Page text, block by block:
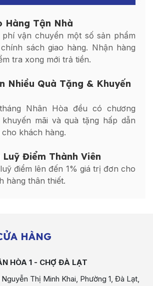
Hàng Tận Nhà
phí vận chuyển một số sản phẩm
sách giao hàng. Nhận hàng
tra xong mới trả tiền.
Nhiều Quà Tặng & Khuyến
Nhân Hòa đều có chương
mãi và quà tặng hấp dẫn
cho khách hàng.
Luỹ Điểm Thành Viên
điểm lên đến 1% giá trị đơn cho
hàng thân thiết.
HÀNG
HÒA 1 - CHỢ ĐÀ LẠT
Thị Minh Khai, Phường 1, Đà Lạt,